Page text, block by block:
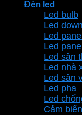
Đèn led
Led bulb
Led
Led
Led
Led sân
Led nhà
Led sân
Led pha
Led
Cảm